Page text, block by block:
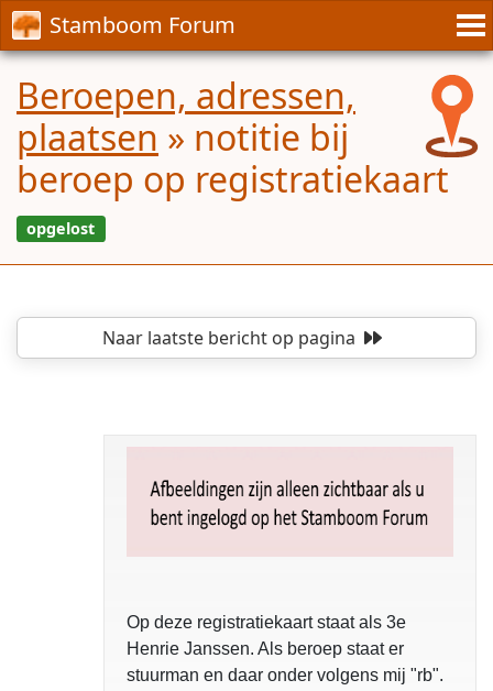
Stamboom Forum
Beroepen, adressen,
plaatsen » notitie bij
beroep op registratiekaart
Naar laatste berichtop pagina
Op deze registratiekaart staat als 3e
Henrie Janssen. Als beroep staat er
stuurman en daar onder volgens mij "rb".